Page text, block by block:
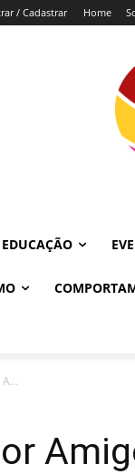
/ Cadastrar Home
EDUCAÇÃO